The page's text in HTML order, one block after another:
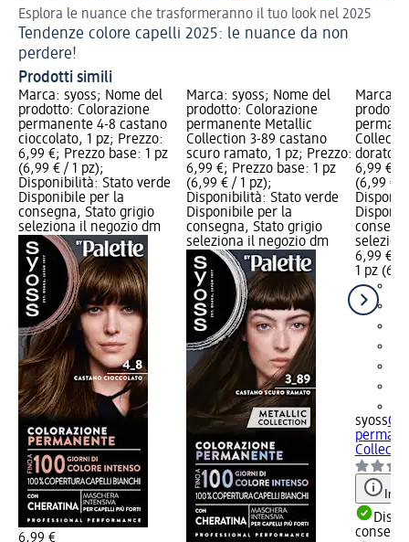
Esplora le nuance che trasformeranno il tuo look nel 2025
Tendenze colore capelli 2025: le nuance da non
perdere!
Prodotti simili
Marca: syoss; Nome del
prodotto: Colorazione
permanente 4-8 castano
cioccolato, 1 pz; Prezzo:
6,99 €; Prezzo base: 1 pz
(6,99 € / 1 pz);
Disponibilità: Stato verde
Disponibile per la
consegna, Stato grigio
seleziona il negozio dm
6,99 €
Marca: syoss; Nome del
prodotto: Colorazione
permanente Metallic
Collection 3-89 castano
scuro ramato, 1 pz; Prezzo:
6,99 €; Prezzo base: 1 pz
(6,99 € / 1 pz);
Disponibilità: Stato verde
Disponibile per la
consegna, Stato grigio
seleziona il negozio dm
Marca:
dorato,
6,99 €;
(6,99 € /
6,99 €
1 pz
syoss